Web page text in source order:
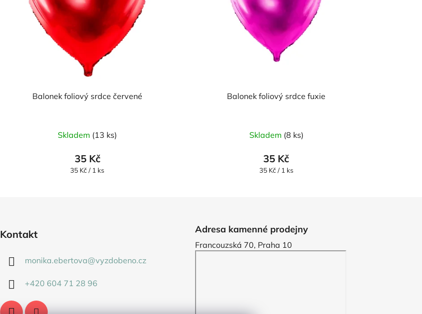
Balonek foliový srdce červené
Skladem (13 ks)
35 Kč
Měrná
35 Kč / 1 ks
Balonek foliový srdce fuxie
Skladem (8 ks)
35 Kč
Měrná
35 Kč / 1 ks
Kontakt
monika.ebertova@vyzdobeno.cz
+420 604 71 28 96
Adresa kamenné prodejny
Francouzská 70, Praha 10